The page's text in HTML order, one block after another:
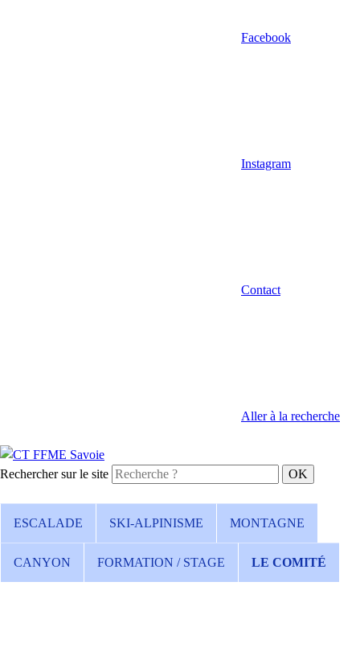
Facebook
Instagram
Contact
Aller à la recherche
Rechercher sur le site
ESCALADE SKI-ALPINISME MONTAGNE
CANYON FORMATION / STAGE LE COMITÉ